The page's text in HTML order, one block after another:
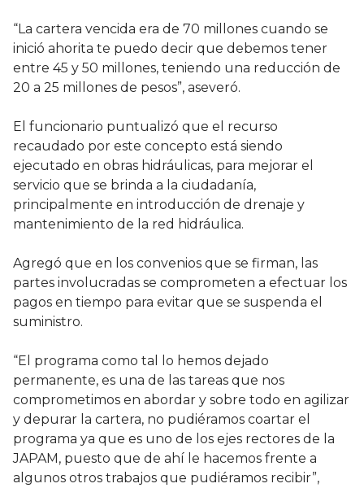
“La cartera vencida era de 70 millones cuando se
inició ahorita te puedo decir que debemos tener
entre 45 y 50 millones, teniendo una reducción de
20 a 25 millones de pesos”, aseveró.
El funcionario puntualizó que el recurso
recaudado por este concepto está siendo
ejecutado en obras hidráulicas, para mejorar el
servicio que se brinda a la ciudadanía,
principalmente en introducción de drenaje y
mantenimiento de la red hidráulica.
Agregó que en los convenios que se firman, las
partes involucradas se comprometen a efectuar los
pagos en tiempo para evitar que se suspenda el
suministro.
“El programa como tal lo hemos dejado
permanente, es una de las tareas que nos
comprometimos en abordar y sobre todo en agilizar
y depurar la cartera, no pudiéramos coartar el
programa ya que es uno de los ejes rectores de la
JAPAM, puesto que de ahí le hacemos frente a
algunos otros trabajos que pudiéramos recibir”,